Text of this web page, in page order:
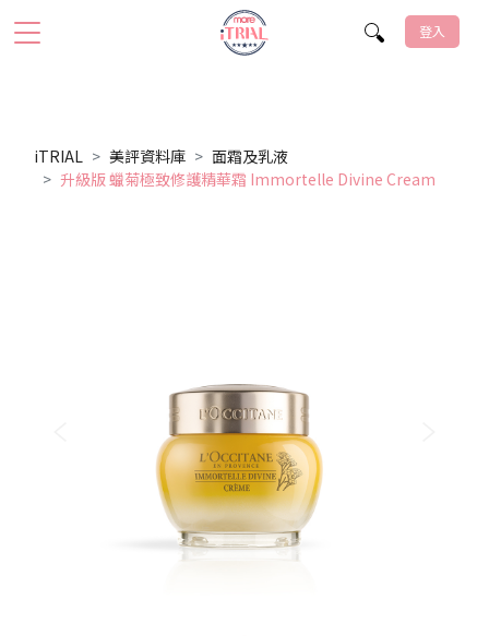
登入
iTRIAL 美評資料庫
面霜及乳液
升級版 蠟菊極致修護精華霜 Immortelle Divine Cream